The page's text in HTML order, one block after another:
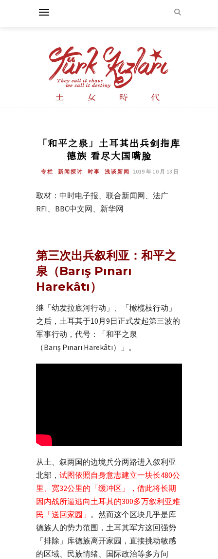
「和平之泉」土耳其出兵剑指库
德族 看尽大国嘴脸
专栏 新闻探讨 时事 浅谈新闻 2019 年 10 月 13 日
取材：中时电子报、联合新闻网、法广
RFI、BBC中文网、新华网
第三次出兵叙利亚：和平之
泉（Barış Pınarı
Harekâtı）
继「幼发拉底河行动」、「橄榄枝行动」
之后，土耳其于10月9日正式发起第三波的
军事行动，代号：「和平之泉
（Barış Pınarı Harekâtı）」。
从土、叙两国的边境兵分两路进入叙利亚
北部， 试图依照自身意志建立一块长480公
里、宽32公里的「缓冲区」，借此将长期
因内战所逼逃向土耳其的300多万叙利亚难
民「送回家园」 。然而这个区块几乎是库
德族人的势力范围，土耳其军方这回强势
「排除」库德族离开家园，直接挑动敏感
的区域、民族情绪、国际政治等多方问